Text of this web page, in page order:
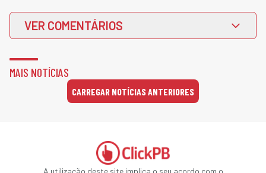
VER COMENTÁRIOS
MAIS NOTÍCIAS
CARREGAR NOTÍCIAS ANTERIORES
A utilização deste site implica o seu acordo com o